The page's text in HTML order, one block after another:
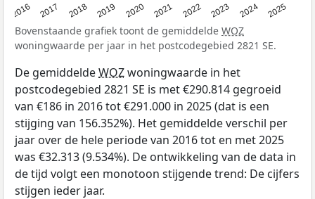
2016 2017 2018 2019 2020 2021 2022 2023 2024 2025
Bovenstaande grafiek toont de gemiddelde WOZ
woningwaarde per jaar in het postcodegebied 2821 SE.
De gemiddeldeWOZwoningwaarde in het
postcodegebied 2821 SE is met €290.814 gegroeid
van €186 in 2016 tot €291.000 in 2025 (dat is een
stijging van 156.352%). Het gemiddelde verschil per
jaar over de hele periode van 2016 tot en met 2025
was €32.313 (9.534%). De ontwikkeling van de data in
de tijd volgt een monotoon stijgende trend: De cijfers
stijgen ieder jaar.